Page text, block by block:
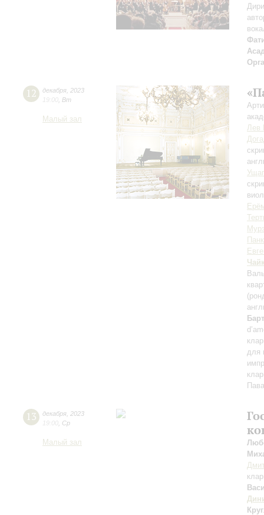
12 декабря 2023
19:00 Вт
Малый зал
Лев
для
13 декабря 2023
19:00 Ср
Малый зал